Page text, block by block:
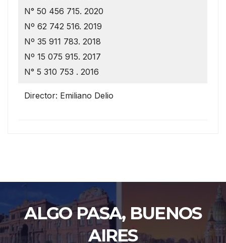
N° 50 456 715. 2020
Nº 62 742 516. 2019
Nº 35 911 783. 2018
Nº 15 075 915. 2017
N° 5 310 753 . 2016
Director: Emiliano Delio
ALGO PASA, BUENOS
AIRES